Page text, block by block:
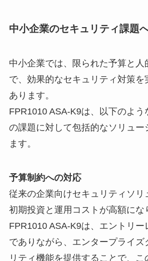
中小企業のセキュリティ課題
中小企業では、限られた予算と人
で、効果的なセキュリティ対策を
あります。
FPR1010 ASA-K9は、以下のよう
の課題に対して包括的なソリュー
ます。
予算制約への対応
従来の企業向けセキュリティソリ
初期投資と運用コストが高額にな
FPR1010 ASA-K9は、エントリー
でありながら、エンタープライズ
リティ機能を提供することで、こ